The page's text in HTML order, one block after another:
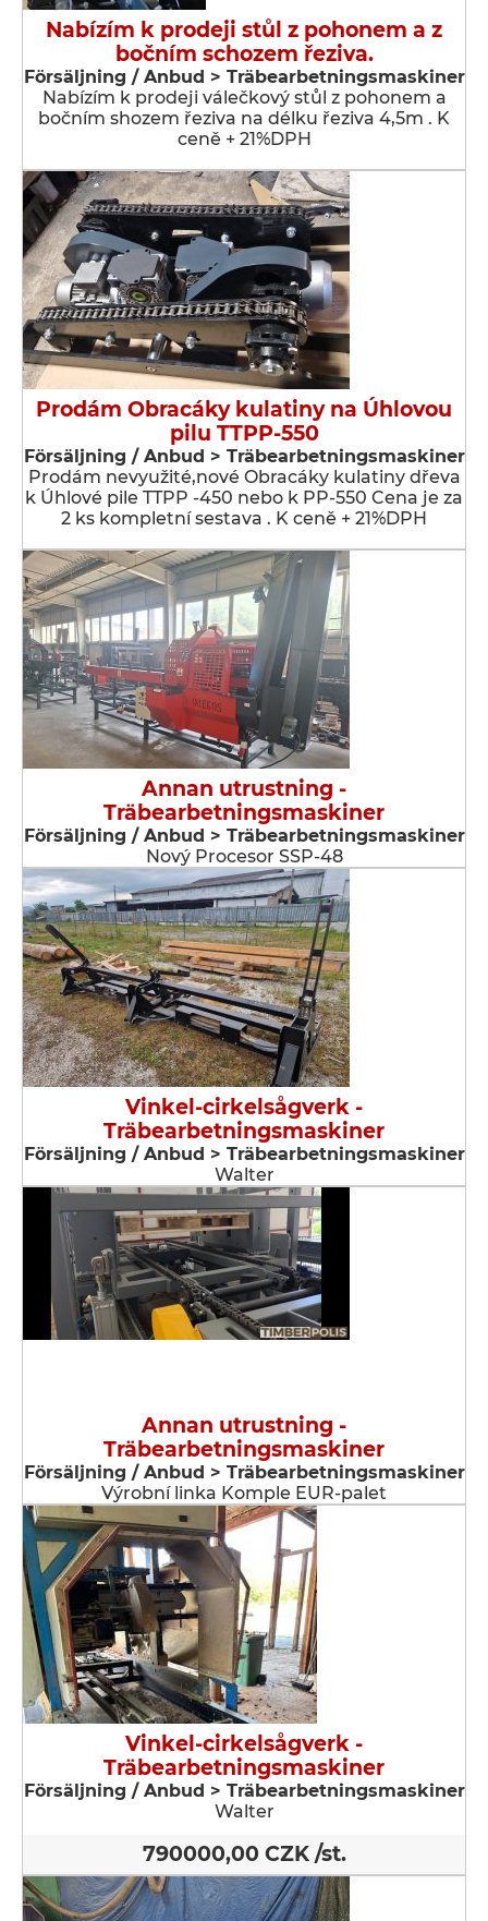
Nabízím k prodeji stůl z pohonem a z
bočním schozem řeziva.
Försäljning / Anbud > Träbearbetningsmaskiner
Nabízím k prodeji válečkový stůl z pohonem a
bočním shozem řeziva na délku řeziva 4,5m . K
ceně + 21%DPH
Prodám Obracáky kulatiny na Úhlovou
pilu TTPP-550
Försäljning / Anbud > Träbearbetningsmaskiner
Prodám nevyužité,nové Obracáky kulatiny dřeva
k Úhlové pile TTPP -450 nebo k PP-550 Cena je za
2 ks kompletní sestava . K ceně + 21%DPH
Annan utrustning -
Träbearbetningsmaskiner
Försäljning / Anbud > Träbearbetningsmaskiner
Nový Procesor SSP-48
Vinkel-cirkelsågverk -
Träbearbetningsmaskiner
Försäljning / Anbud > Träbearbetningsmaskiner
Walter
Annan utrustning -
Träbearbetningsmaskiner
Försäljning / Anbud > Träbearbetningsmaskiner
Výrobní linka Komple EUR-palet
Vinkel-cirkelsågverk -
Träbearbetningsmaskiner
Försäljning / Anbud > Träbearbetningsmaskiner
Walter
790000,00 CZK /st.